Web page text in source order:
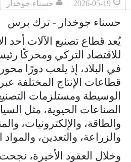
2026-05-19 حسناء جوخدار
حسناء جوخدار - ترك برس
يُعد قطاع تصنيع الآلات أحد
للاقتصاد التركي ومحركًا
في البلاد، إذ يلعب دورًا
قطاعات الإنتاج المختلفة
الوسيطة ومستلزمات
الصناعات الحيوية، مثل
والطاقة، والإلكترونيات،
والزراعة، والتعدين، والمواد
وخلال العقود الأخيرة،